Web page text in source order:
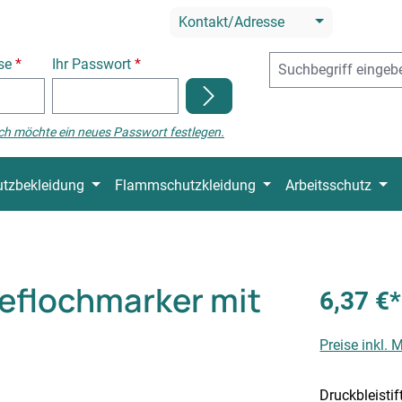
Kontakt/Adresse
* Ihr Passwort*
möchte ein neues Passwort festlegen.
Flammschutzkleidung Arbeitsschutz
mit
6,37 €*
Preise inkl.